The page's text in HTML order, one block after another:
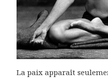
La paix apparaît